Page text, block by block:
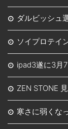
ダルビッシ
ソイプロテイ
ipad3遂に3
ZEN STONE
寒さに弱くな